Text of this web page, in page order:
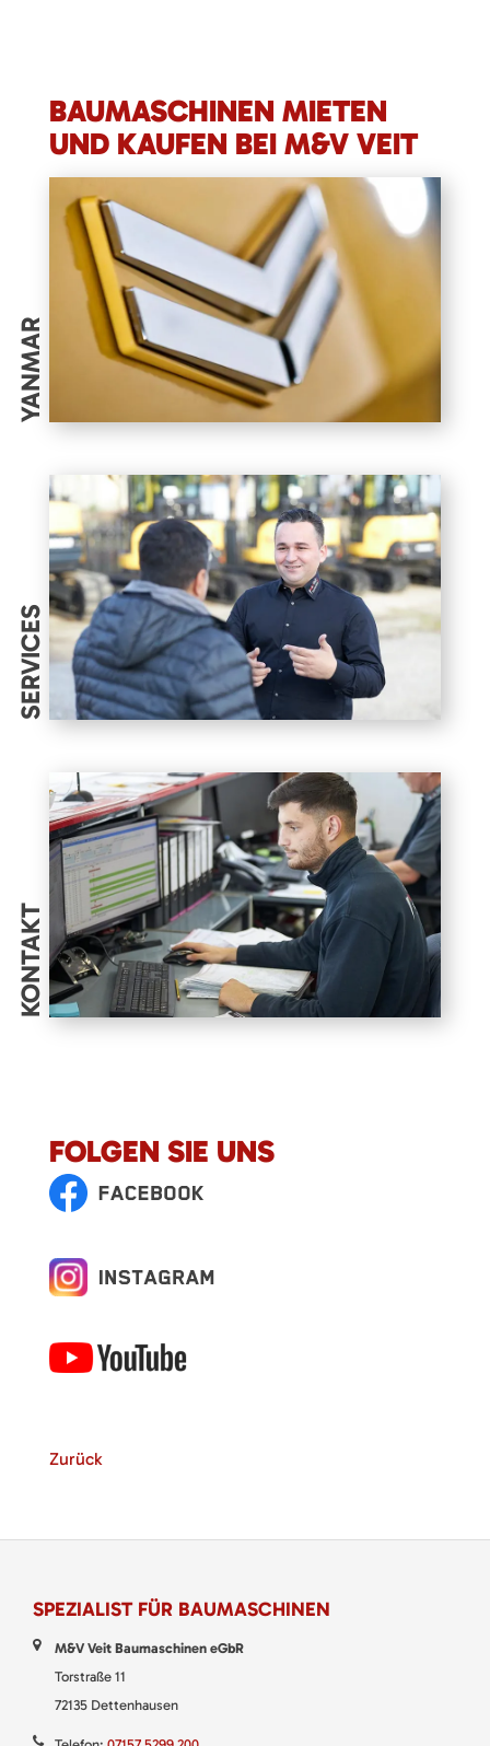
BAUMASCHINEN MIETEN
UND KAUFEN BEI M&V VEIT
YANMAR
SERVICES
KONTAKT
FOLGEN SIE UNS
Zurück
SPEZIALIST FÜR BAUMASCHINEN
M&V Veit Baumaschinen eGbR
Torstraße 11
72135 Dettenhausen